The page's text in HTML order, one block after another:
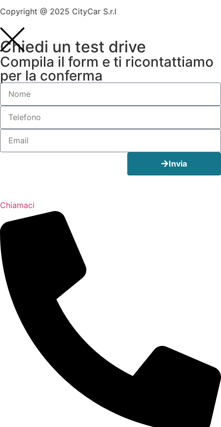
Copyright @ 2025 CityCar S.r.l
Chiedi un test drive
Compila il form e ti ricontattiamo
per la conferma
Invia
Chiamaci